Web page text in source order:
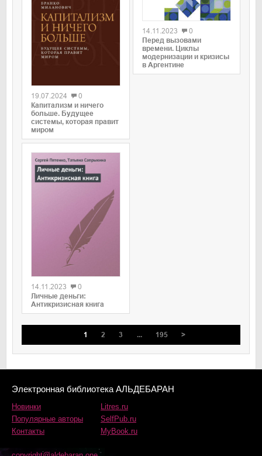
19.07.2024
0
Капитализм и ничего
больше. Будущее
системы, которая правит
миром
14.11.2023
0
Личные деньги:
Антикризисная книга
14.11.2023
0
Перед вызовами
времени. Циклы
модернизации и кризисы
в Аргентине
1 2 3 ... 195 >
Электронная библиотека АЛЬДЕБАРАН
Новинки
Популярные авторы
Контакты
Litres.ru
SelfPub.ru
MyBook.ru